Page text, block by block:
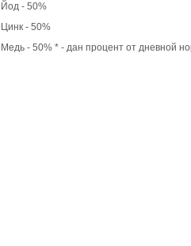
Йод - 50%
Цинк - 50%
Медь - 50% * - дан процент от дневной